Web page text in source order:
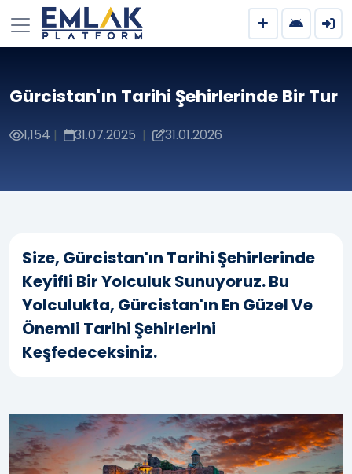
Gürcistan'ın Tarihi Şehirlerinde Bir Tur
1,154 | 31.07.2025 | 31.01.2026
Size, Gürcistan'ın Tarihi Şehirlerinde
Keyifli Bir Yolculuk Sunuyoruz. Bu
Yolculukta, Gürcistan'ın En Güzel Ve
Önemli Tarihi Şehirlerini
Keşfedeceksiniz.